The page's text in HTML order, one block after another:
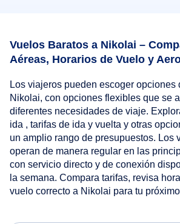
Vuelos Baratos a Nikolai –
Aéreas, Horarios de Vuelo y
Los viajeros pueden escoger opciones
Nikolai, con opciones flexibles que se
diferentes necesidades de viaje.
ida , tarifas de ida y vuelta y otras
un amplio rango de presupuestos. Los
operan de manera regular en las
con servicio directo y de conexión
la semana. Compara tarifas, revisa
vuelo correcto a Nikolai para tu